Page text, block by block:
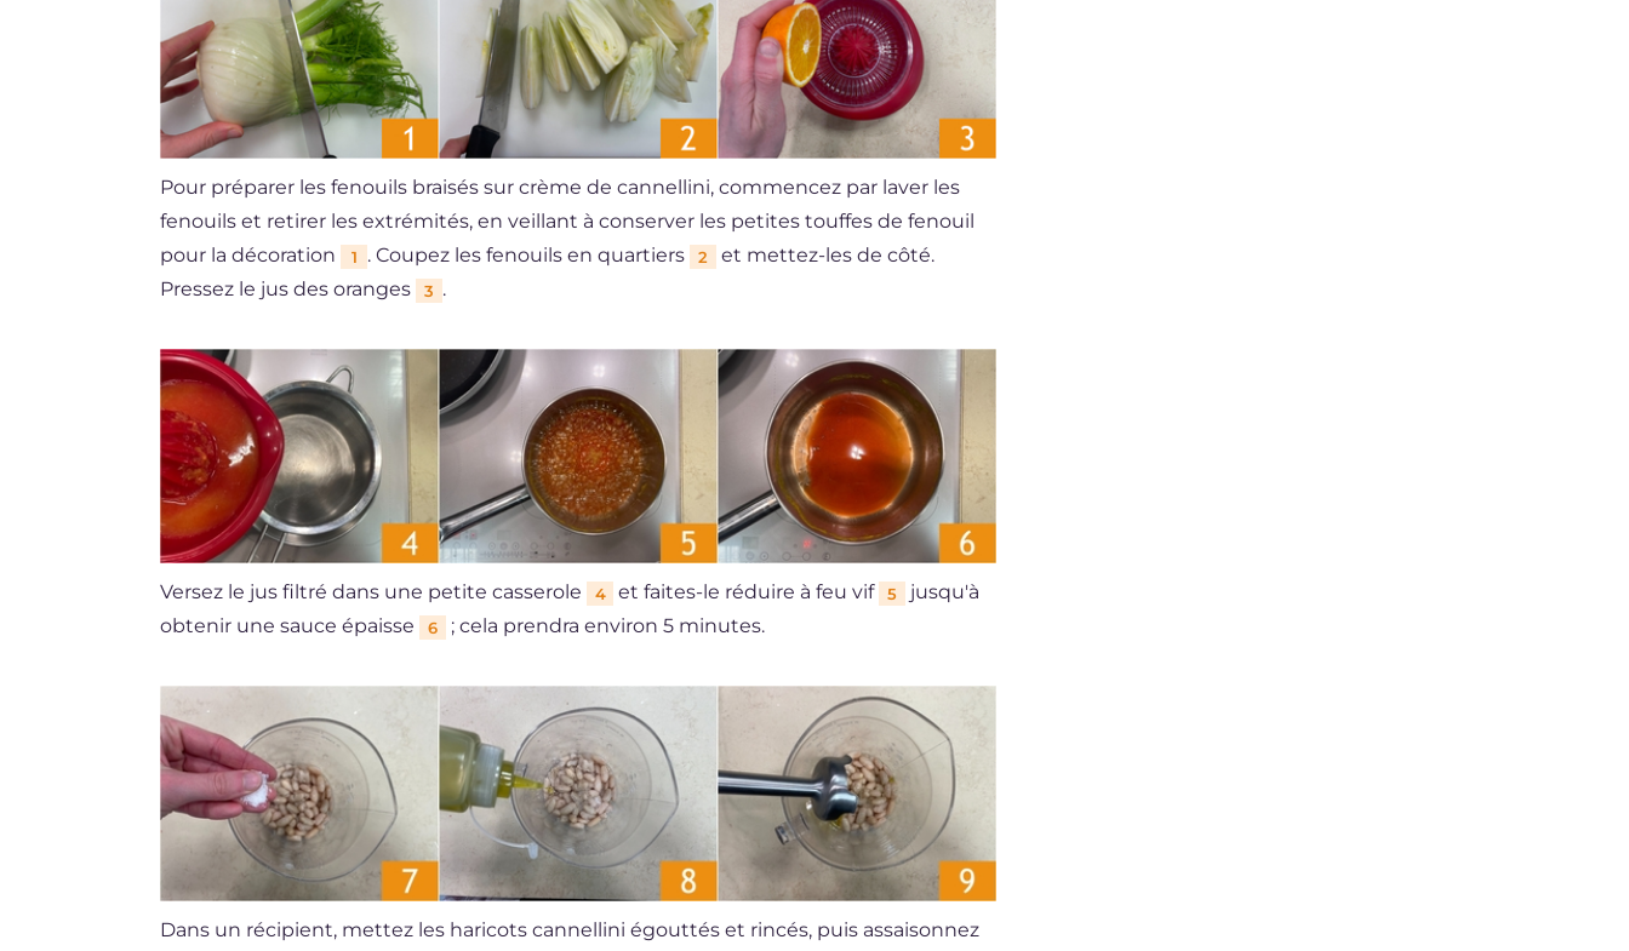
Pour préparer les fenouils braisés sur crème de cannellini, commencez par laver les
fenouils et retirer les extrémités, en veillant à conserver les petites touffes de fenouil
pour la décoration
1 . Coupez les fenouils en quartiers 2
et mettez-les de côté.
Pressez le jus des oranges
3 .
Versez le jus filtré dans une petite casserole 4 et faites-le réduire à feu vif 5
jusqu'à
obtenir une sauce épaisse
6 ; cela prendra environ 5 minutes.
Dans un récipient, mettez les haricots cannellini égouttés et rincés, puis assaisonnez